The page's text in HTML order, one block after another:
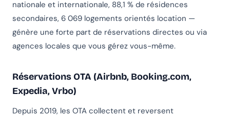
nationale et internationale, 88,1 % de résidences
secondaires, 6 069 logements orientés location —
génère une forte part de réservations directes ou via
agences locales que vous gérez vous-même.
Réservations OTA (Airbnb, Booking.com,
Expedia, Vrbo)
Depuis 2019, les OTA collectent et reversent